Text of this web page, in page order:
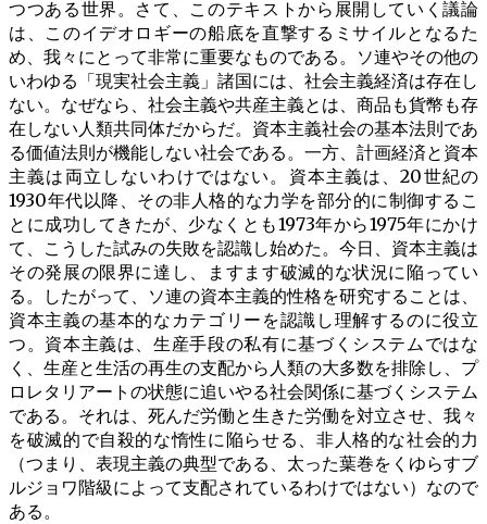
つつある世界。さて、このテキストから展開していく議論
は、このイデオロギーの船底を直撃するミサイルとなるた
め、我々にとって非常に重要なものである。ソ連やその他の
いわゆる「現実社会主義」諸国には、社会主義経済は存在し
ない。なぜなら、社会主義や共産主義とは、商品も貨幣も存
在しない人類共同体だからだ。資本主義社会の基本法則であ
る価値法則が機能しない社会である。一方、計画経済と資本
主義は両立しないわけではない。資本主義は、20世紀の
1930年代以降、その非人格的な力学を部分的に制御するこ
とに成功してきたが、少なくとも1973年から1975年にかけ
て、こうした試みの失敗を認識し始めた。今日、資本主義は
その発展の限界に達し、ますます破滅的な状況に陥ってい
る。したがって、ソ連の資本主義的性格を研究することは、
資本主義の基本的なカテゴリーを認識し理解するのに役立
つ。資本主義は、生産手段の私有に基づくシステムではな
く、生産と生活の再生の支配から人類の大多数を排除し、プ
ロレタリアートの状態に追いやる社会関係に基づくシステム
である。それは、死んだ労働と生きた労働を対立させ、我々
を破滅的で自殺的な惰性に陥らせる、非人格的な社会的力
（つまり、表現主義の典型である、太った葉巻をくゆらすブ
ルジョワ階級によって支配されているわけではない）なので
ある。